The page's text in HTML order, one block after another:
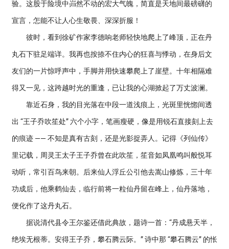
验。这股于险境中岿然不动的宏大气魄，简直是天地间最磅礴的
宣言，怎能不让人心生敬畏、深深折服！
彼时，看到徐矿作家李德响老师轻快地爬上了峰顶，正在丹
丸石下驻足端详。我再也按捺不住内心的狂喜与悸动，在身后文
友们的一片惊呼声中，手脚并用快速攀爬上了崖壁。十年相隔难
得又一见，这跨越时光的重逢，已让我的心湖掀起了万丈波澜。
靠近石身，我的目光落在中段一道浅痕上，光斑里恍惚间透
出 “王子乔吹笙处” 六个小字，笔画瘦硬，像是用锐石直接刻上去
的痕迹 —— 不知是真有古刻，还是光影捉弄人。记得《列仙传》
里记载，周灵王太子王子乔曾在此吹笙，笙音如凤凰鸣叫般悦耳
动听，常引百鸟来朝。后来仙人浮丘公引他去嵩山修炼，三十年
功成后，他乘鹤仙去，临行前将一粒仙丹留在峰上，仙丹落地，
便化作了这丹丸石。
据说清代县令王尔鉴还借此典故，题诗一首：“丹成悬天半，
绝埃无根蒂。安得王子乔，攀石腾云际。” 诗中那 “攀石腾云” 的怅